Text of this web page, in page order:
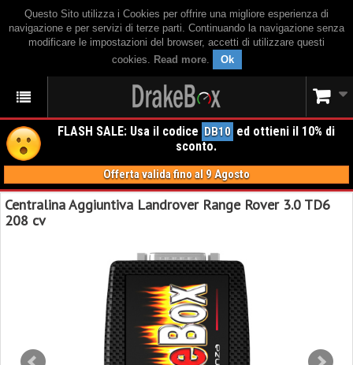
Questo Sito utilizza i Cookies per offrire una migliore esperienza di
navigazione e per servizi di terze parti. Continuando la navigazione senza
modificare le impostazioni del browser, accetti di utilizzare questi
cookies. Read more. Ok
FLASH SALE: Usa il codice DB10 ed ottieni il 10% di
sconto.
Offerta valida fino al 9 Agosto
Centralina Aggiuntiva Landrover Range Rover 3.0 TD6
208 cv